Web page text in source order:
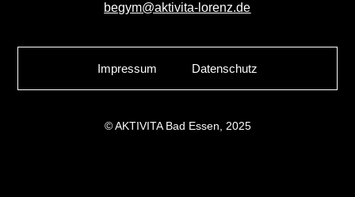
begym@aktivita-lorenz.de
Impressum Datenschutz
© AKTIVITA Bad Essen, 2025